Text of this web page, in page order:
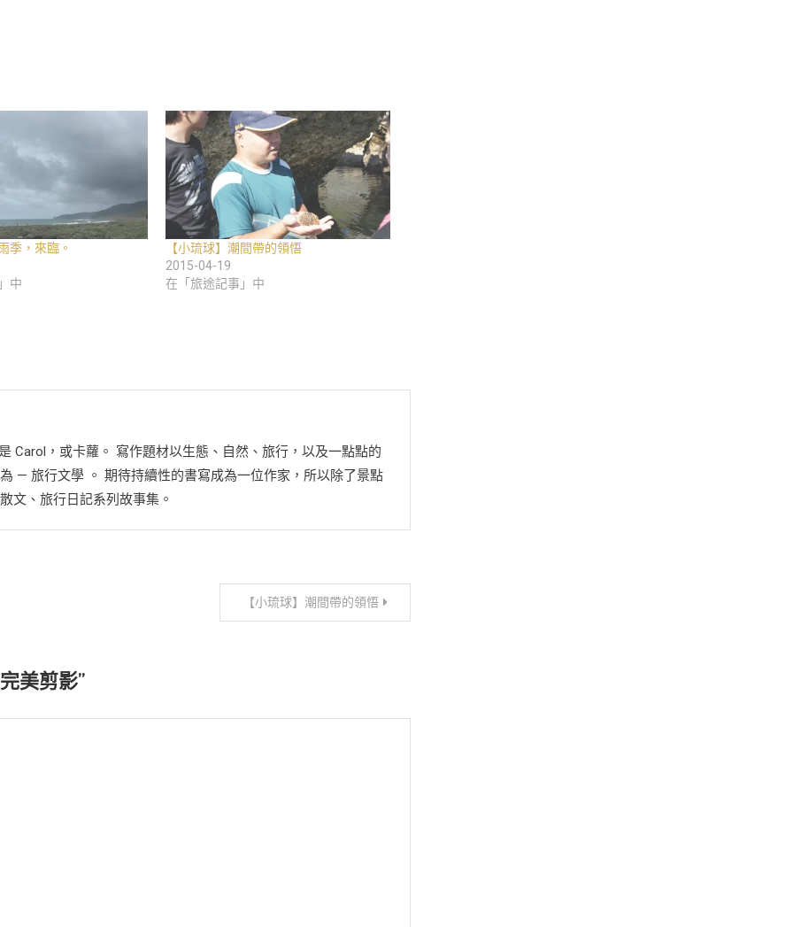
季，來臨。
中
【小琉球】潮間帶的領悟
2015-04-19
在「旅途記事」中
Carol，或卡蘿。 寫作題材以生態、自然、旅行，以及一點點的
— 旅行文學 。 期待持續性的書寫成為一位作家，所以除了景點
文、旅行日記系列故事集。
【小琉球】潮間帶的領悟
美剪影”